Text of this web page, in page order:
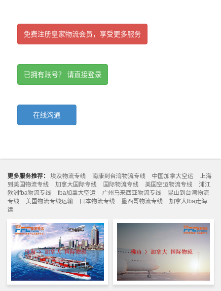
免费注册皇家物流会员，享受更多服务
已拥有账号？ 请直接登录
在线沟通
更多服务推荐： 埃及物流专线 南康到台湾物流专线 中国加拿大空运
上海
到美国物流专线
加拿大国际专线 国际物流专线 美国空运物流专线
浦江
欧洲fba物流专线
fba加拿大空运 广州马来西亚物流专线
昆山到台湾物流
专线
美国物流专线运输 日本物流专线 墨西哥物流专线
加拿大fba走海
运